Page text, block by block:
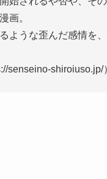
画。
ような歪んだ感情を
senseino-shiroiuso.jp/